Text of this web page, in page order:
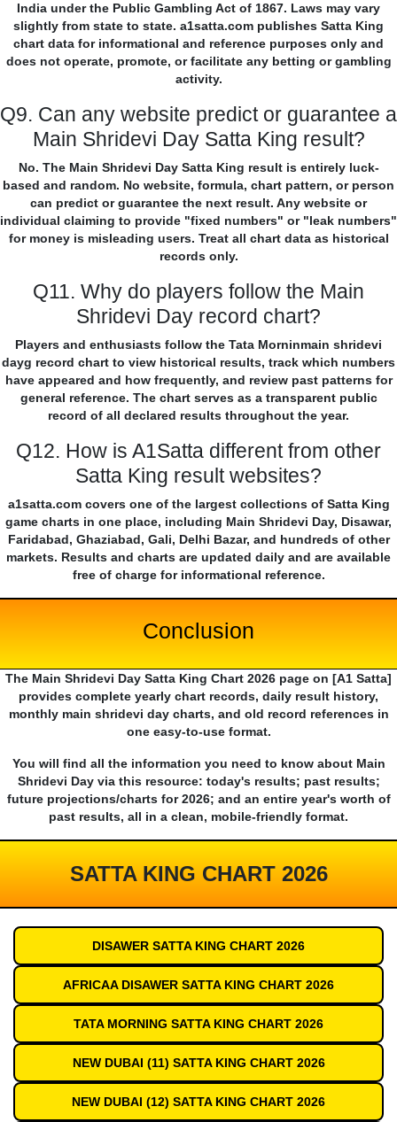
India under the Public Gambling Act of 1867. Laws may vary
slightly from state to state. a1satta.com publishes Satta King
chart data for informational and reference purposes only and
does not operate, promote, or facilitate any betting or gambling
activity.
Q9. Can any website predict or guarantee a
Main Shridevi Day Satta King result?
No. The Main Shridevi Day Satta King result is entirely luck-
based and random. No website, formula, chart pattern, or person
can predict or guarantee the next result. Any website or
individual claiming to provide "fixed numbers" or "leak numbers"
for money is misleading users. Treat all chart data as historical
records only.
Q11. Why do players follow the Main
Shridevi Day record chart?
Players and enthusiasts follow the Tata Morninmain shridevi
dayg record chart to view historical results, track which numbers
have appeared and how frequently, and review past patterns for
general reference. The chart serves as a transparent public
record of all declared results throughout the year.
Q12. How is A1Satta different from other
Satta King result websites?
a1satta.com covers one of the largest collections of Satta King
game charts in one place, including Main Shridevi Day, Disawar,
Faridabad, Ghaziabad, Gali, Delhi Bazar, and hundreds of other
markets. Results and charts are updated daily and are available
free of charge for informational reference.
Conclusion
The Main Shridevi Day Satta King Chart 2026 page on [A1 Satta]
provides complete yearly chart records, daily result history,
monthly main shridevi day charts, and old record references in
one easy-to-use format.
You will find all the information you need to know about Main
Shridevi Day via this resource: today's results; past results;
future projections/charts for 2026; and an entire year's worth of
past results, all in a clean, mobile-friendly format.
SATTA KING CHART 2026
DISAWER SATTA KING CHART 2026
AFRICAA DISAWER SATTA KING CHART 2026
TATA MORNING SATTA KING CHART 2026
NEW DUBAI (11) SATTA KING CHART 2026
NEW DUBAI (12) SATTA KING CHART 2026